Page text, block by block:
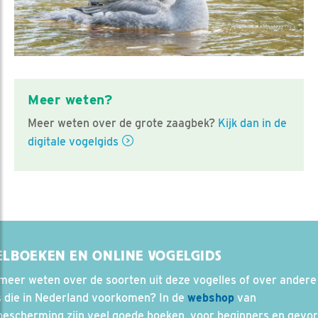
Meer weten?
Meer weten over de grote zaagbek? Kijk dan in de
digitale vogelgids
EN ONLINE VOGELGIDS
weten over de soorten uit deze vogelles of over andere
die in Nederland voorkomen? In de webshop van